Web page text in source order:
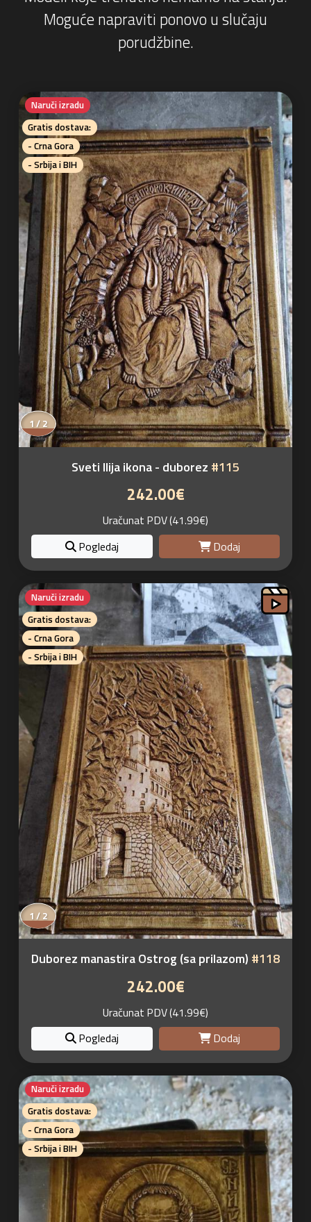
Moguće napraviti ponovo u slučaju
porudžbine.
Naruči izradu
Gratis dostava:
- Crna Gora
- Srbija i BIH
1 / 2
Sveti Ilija ikona - duborez #115
242.00€
Uračunat PDV (41.99€)
Pogledaj
Dodaj
Naruči izradu
Gratis dostava:
- Crna Gora
- Srbija i BIH
1 / 2
Duborez manastira Ostrog (sa prilazom) #118
242.00€
Uračunat PDV (41.99€)
Pogledaj
Dodaj
Naruči izradu
Gratis dostava:
- Crna Gora
- Srbija i BIH